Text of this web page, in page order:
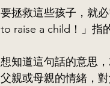
要拯救這些孩子，就
to raise a child！」指
想知道這句話的意思
父親或母親的情緒，